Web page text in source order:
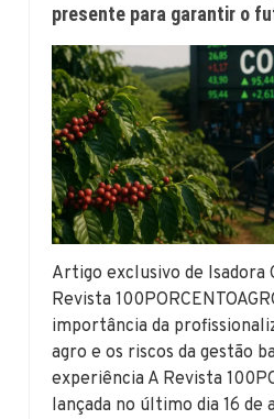
presente para garantir o
Artigo exclusivo de Isadora
Revista
importância da
agro e os riscos da gestão
experiência A Revista
lançada no último dia 16